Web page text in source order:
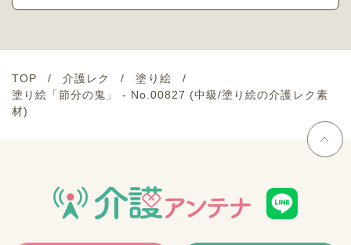
TOP 介護レク
塗り絵
塗り絵「節分の鬼」 - No.00827 (中級/塗り絵の介護レク素
材)